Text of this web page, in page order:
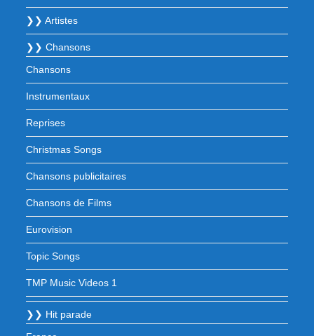
❯❯ Artistes
❯❯ Chansons
Chansons
Instrumentaux
Reprises
Christmas Songs
Chansons publicitaires
Chansons de Films
Eurovision
Topic Songs
TMP Music Videos 1
❯❯ Hit parade